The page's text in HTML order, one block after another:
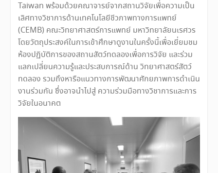
Taiwan พร้อมด้วยคณาจารย์จากสถานวิจัยเพื่อความเป็น
เลิศทางวิชาการด้านเทคโนโลยีชีวภาพทางการแพทย์
(CEMB) คณะวิทยาศาสตร์การแพทย์ มหาวิทยาลัยนเรศวร
โดยวัตถุประสงค์ในการเข้าศึกษาดูงานในครั้งนี้เพื่อเยี่ยมชม
ห้องปฏิบัติการของสถานสัตว์ทดลองเพื่อการวิจัย และร่วม
แลกเปลี่ยนความรู้และประสบการณ์ด้าน วิทยาศาสตร์สัตว์
ทดลอง รวมถึงหารือแนวทางการพัฒนาศักยภาพการดำเนิน
งานร่วมกัน ซึ่งอาจนำไปสู่ ความร่วมมือทางวิชาการและการ
วิจัยในอนาคต